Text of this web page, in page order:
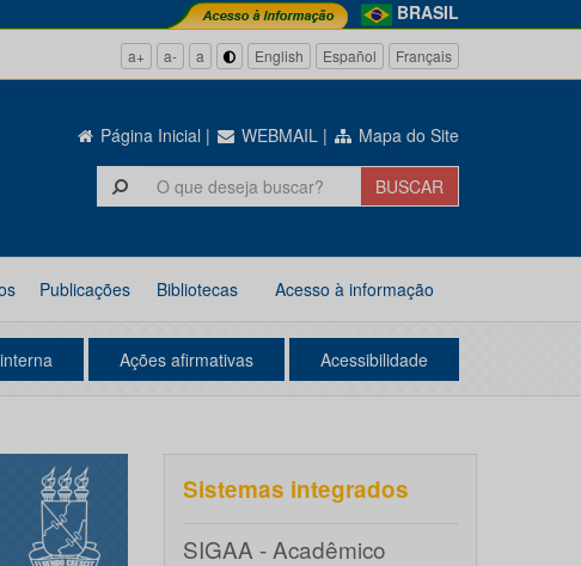
BRASIL
a+ a- a English Español Français
Página Inicial | WEBMAIL | Mapa do Site
Publicações Bibliotecas Acesso à informação
Ações afirmativas Acessibilidade
Sistemas integrados
SIGAA - Acadêmico